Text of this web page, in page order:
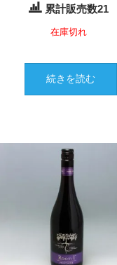
累計販売数21
在庫切れ
続きを読む